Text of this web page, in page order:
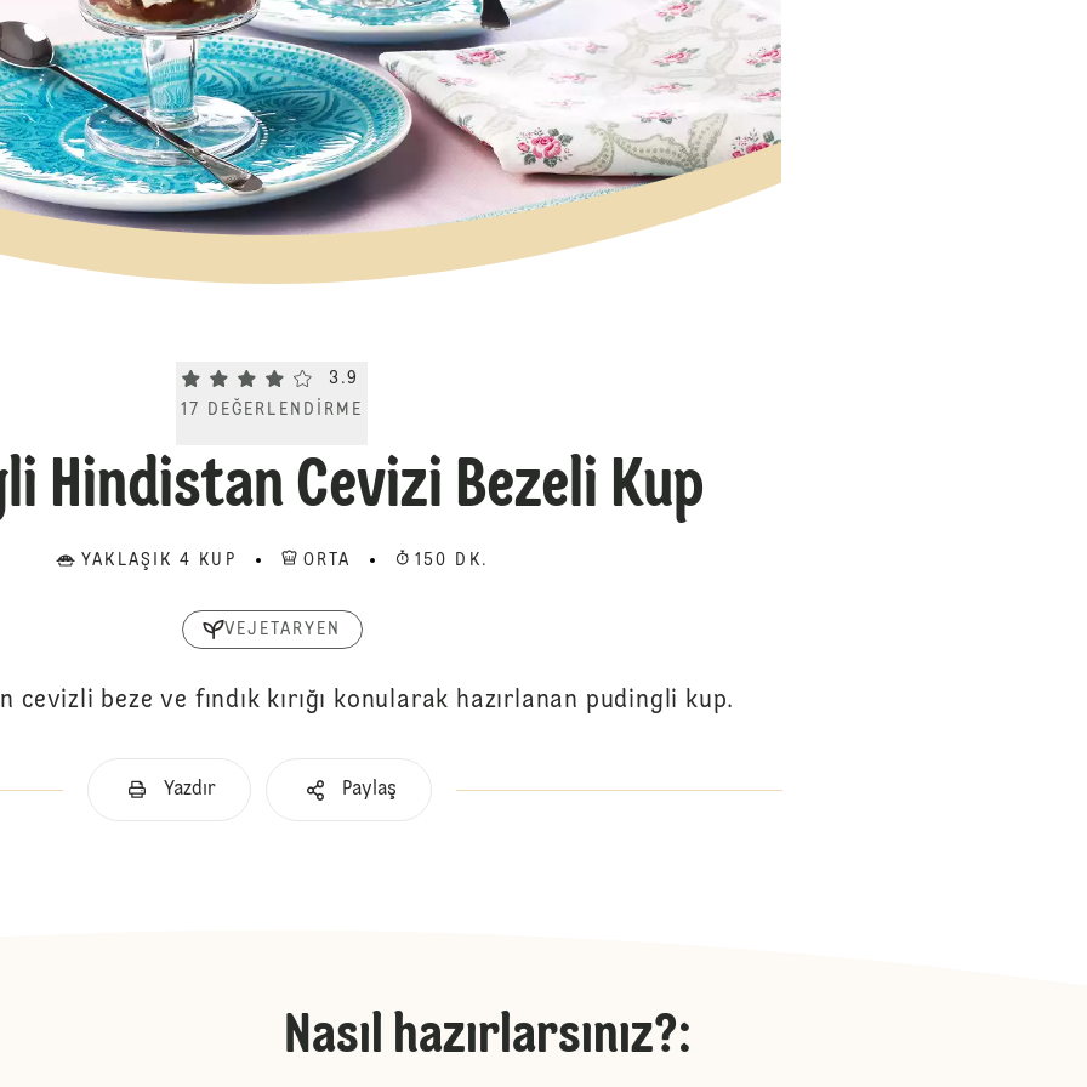
Current rating 3.9. Click to rate.
3.9
17
DEĞERLENDIRME
Hindistan Cevizi Bezeli Kup
YAKLAŞIK 4 KUP ORTA 150 DK.
VEJETARYEN
beze ve fındık kırığı konularak hazırlanan pudingli kup.
Yazdır Paylaş
Nasıl hazırlarsınız?: